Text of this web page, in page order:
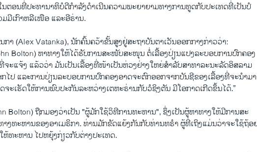
ຕອນ​ທີ່ປະ​ທາ​ນາ​ທິ​ບໍ​ດີກຳ​ລັງ​ດຳ​ເນີນ​ຄວາມ​ພະ​ຍາ​ຍາມ​ທາງ​ການ​ທູດກັບ​ປະ​ເທດ​ທີ່​ເປັນ​ປໍ​
ມີເກົາ​ຫລີ​ເໜືອ ແລະ​ອີ​ຣ່ານ.
າ (Alex Vatanka), ນັກ​ຄົ້ນ​ຄວ້າ​ຂັ້ນ​ສູງ​ຢູ່​ສະ​ຖາ​ບັນ​ຕາ​ເວັນ​ອອກ​ກາງ​ກ່າວ​ວ່າ:
Bolton) ຫາ​ທາງ​ໃຫ້ໄດ້ຮັບ​ການ​ສະ​ໜັບ​ສະ​ໜຸນ ຕໍ່ເລື້ອງປ່ຽນ​ແປງ​ລະ​ບອບ​ການ​ປົກ​ຄອງ
ຈະ​ແຈ້ງ ແລ້ວວ່າ ມັນ​ເປັນເລື້ອງ​ທີ່​ໜ້າ​ເປັນ​ຫ່ວງ​ຢ່າງ​ໃຫຍ່ສຳ​ລັບ​ສາ​ທາ​ລະ​ນະ​ລັດອິ​ສ​ລາມ​
ໄປ ແລະ​ການ​ປ່ຽນ​ລະ​ບອບ​ການ​ປົກ​ຄອງ​ອາດ​ຈະຕົກອອກຈາກບັນ​ຊີຂອງ​ເລື້ອງ​ທີ່ຈະ​ນຳ​ມາ
ຈະເຮັດ​ໃຫ້ການ​ພົບ​ປະ​ກັນລະ​ຫວ່າງເຕ​ຫະ​ຣ່ານກັບ​ວໍ​ຊິ​ງ​ຕັນ ມີໂອ​ກາດ​ເກີດ​ຂຶ້ນໄດ້.”
Bolton) ຖືກມອງວ່າ​ເປັນ "ຜູ້​ມັກ​ໃຊ້ວິ​ທີ​ການ​ທະ​ຫານ", ຊຶ່ງ​ເປັນ​ຜູ້​ຫາ​ທາງ​ໃຫ້​ມີ​ການສະ​
ທະ​ຫານ​ຂອງ​ອາ​ເມ​ຣິ​ກາ. ທ່ານ​ມັກ​ຂັດ​ແຍ້ງ​ກັນ​ກັບ​ທ່ານ​ທ​ຣຳ ຜູ້​ທີ່​ເຖິງ​ແມ່ນ​ວ່າ​ຈະ​ໃຊ້​ຖ້ອ
ທະ​ຫານ ​ໄປ​ຫຍຸ້ງ​ກ່ຽວ​ກັບ​ຕ່າງ​ປະ​ເທດ.